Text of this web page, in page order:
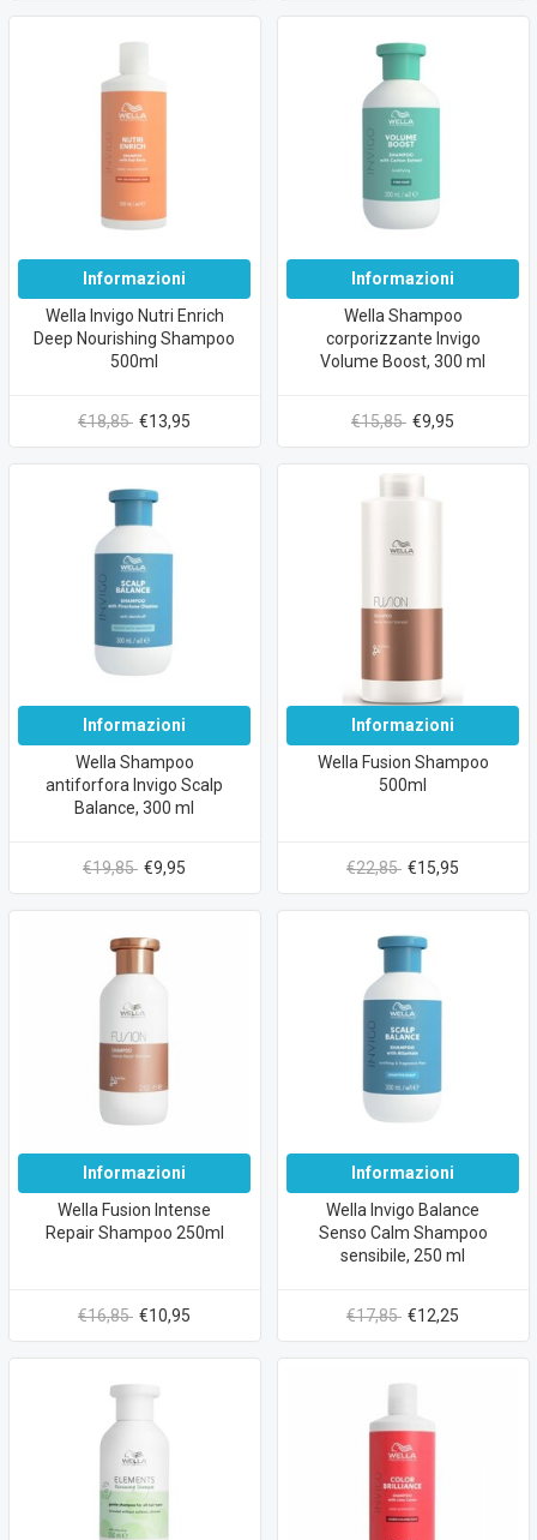
Informazioni
Wella Invigo Nutri Enrich
Deep Nourishing Shampoo
500ml
€18,85 €13,95
Informazioni
Wella Shampoo
corporizzante Invigo
Volume Boost, 300 ml
€15,85 €9,95
Informazioni
Wella Shampoo
antiforfora Invigo Scalp
Balance, 300 ml
€19,85 €9,95
Informazioni
Wella Fusion Shampoo
500ml
€22,85 €15,95
Informazioni
Wella Fusion Intense
Repair Shampoo 250ml
€16,85 €10,95
Informazioni
Wella Invigo Balance
Senso Calm Shampoo
sensibile, 250 ml
€17,85 €12,25